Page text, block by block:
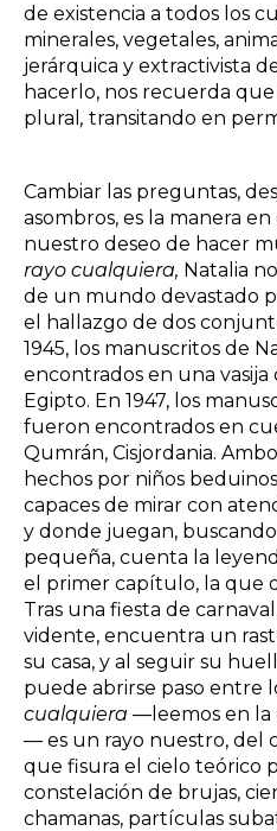
de existencia a todos los
minerales, vegetales,
jerárquica y extractivista
hacerlo, nos recuerda que
plural , transitando en
Cambiar las preguntas,
asombros, es la manera
nuestro deseo de hacer
rayo cualquiera, Natalia
de un mundo devastado
el hallazgo de dos
1945, los manuscritos de
encontrados en una
Egipto. En 1947, los
fueron encontrados en
Qumrán, Cisjordania.
hechos por niños
capaces de mirar con
y donde juegan, buscando
pequeña, cuenta la
el primer capítulo, la que
Tras una fiesta de
vidente, encuentra un
su casa, y al seguir su
puede abrirse paso entre
cualquiera —leemos en la
— es un rayo nuestro, del
que fisura el cielo teórico
constelación de brujas,
chamanas, partículas